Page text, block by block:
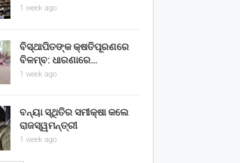
1 week ago
ବିସ୍ଥାପିତଙ୍କ କ୍ଷତିପୂରଣରେ
ବିଳମ୍ବ: ଧାରଣାରେ…
1 week ago
ବନ୍ୟା ସ୍ଥିତିର ସମୀକ୍ଷା କଲେ
ରାଜସ୍ୱମନ୍ତ୍ରୀ
1 week ago